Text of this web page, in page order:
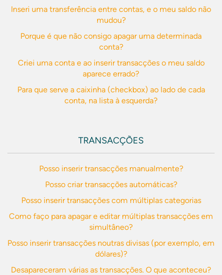
Inseri uma transferência entre contas, e o meu saldo não
mudou?
Porque é que não consigo apagar uma determinada
conta?
Criei uma conta e ao inserir transacções o meu saldo
aparece errado?
Para que serve a caixinha (checkbox) ao lado de cada
conta, na lista à esquerda?
TRANSACÇÕES
Posso inserir transacções manualmente?
Posso criar transacções automáticas?
Posso inserir transacções com múltiplas categorias
Como faço para apagar e editar múltiplas transacções em
simultâneo?
Posso inserir transacções noutras divisas (por exemplo, em
dólares)?
Desapareceram várias as transacções. O que aconteceu?